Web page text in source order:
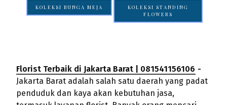
KOLEKSI BUNGA MEJA
KOLEKSI STANDING
FLOWERS
Florist Terbaik di Jakarta Barat | 081541156106 -
Jakarta Barat adalah salah satu daerah yang padat
penduduk dan kaya akan kebutuhan jasa,